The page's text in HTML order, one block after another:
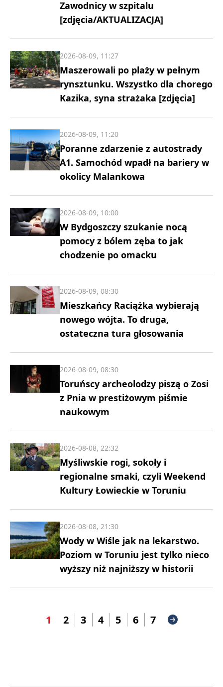
Zawodnicy w szpitalu
[zdjęcia/AKTUALIZACJA]
Maszerowali po plaży w pełnym
rynsztunku. Wszystko dla chorego
Kazika, syna strażaka [zdjęcia]
2026-08-09, 11:27
Poranne zdarzenie z autostrady
A1. Samochód wpadł na bariery w
okolicy Malankowa
2026-08-09, 11:20
W Bydgoszczy szukanie nocą
pomocy z bólem zęba to jak
chodzenie po omacku
2026-08-09, 10:00
Mieszkańcy Raciążka wybierają
nowego wójta. To druga,
ostateczna tura głosowania
2026-08-09, 08:30
Toruńscy archeolodzy piszą o Zosi
z Pnia w prestiżowym piśmie
naukowym
2026-08-09, 08:30
Myśliwskie rogi, sokoły i
regionalne smaki, czyli Weekend
Kultury Łowieckie w Toruniu
2026-08-08, 22:32
Wody w Wiśle jak na lekarstwo.
Poziom w Toruniu jest tylko nieco
wyższy niż najniższy w historii
2026-08-08, 21:30
1 2 3 4 5 6 7